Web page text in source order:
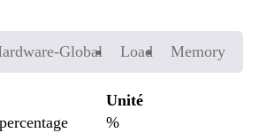
Global Load Memory
Unité
%